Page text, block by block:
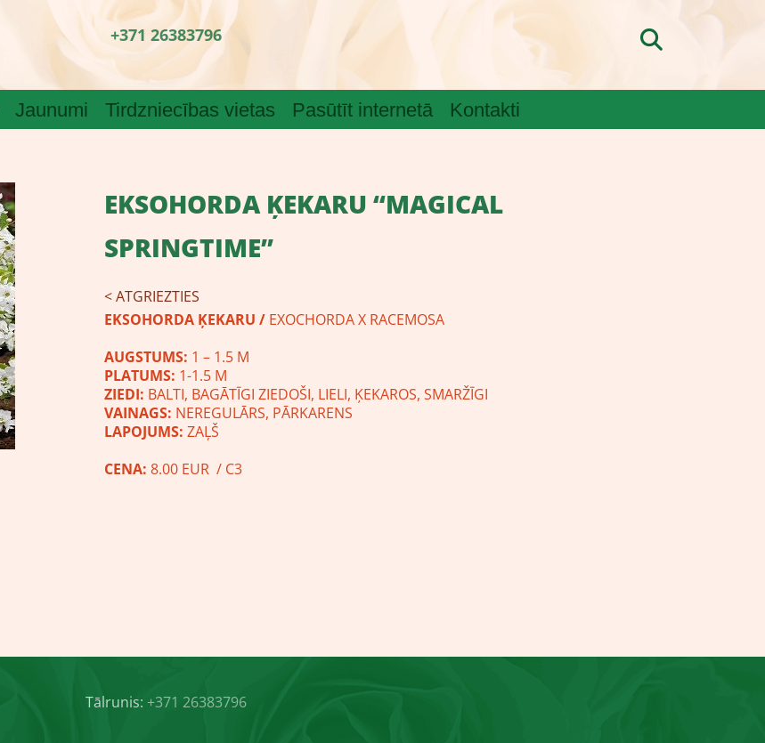
+371 26383796
Jaunumi Tirdzniecības vietas Pasūtīt internetā Kontakti
EKSOHORDA ĶEKARU “MAGICAL
SPRINGTIME”
< ATGRIEZTIES
EKSOHORDA ĶEKARU / EXOCHORDA X RACEMOSA
AUGSTUMS: 1 – 1.5 M
PLATUMS: 1-1.5 M
ZIEDI: BALTI, BAGĀTĪGI ZIEDOŠI, LIELI, ĶEKAROS, SMARŽĪGI
VAINAGS: NEREGULĀRS, PĀRKARENS
LAPOJUMS: ZAĻŠ
CENA: 8.00 EUR / C3
Tālrunis: +371 26383796